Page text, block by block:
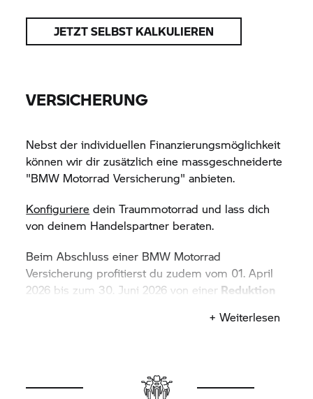
JETZT SELBST KALKULIEREN
VERSICHERUNG
Nebst der individuellen Finanzierungsmöglichkeit
können wir dir zusätzlich eine massgeschneiderte
"BMW Motorrad Versicherung" anbieten.
Konfiguriere dein Traummotorrad und lass dich
von deinem Handelspartner beraten.
Beim Abschluss einer BMW Motorrad
Versicherung profitierst du zudem vom 01. April
2026 bis zum 30. Juni 2026 von einer Reduktion
+ Weiterlesen